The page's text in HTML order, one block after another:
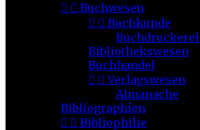
  Buchwesen
  Buchkunde
Buchdruckerei
Bibliothekswesen
Buchhandel
  Verlagswesen
Almanache
Bibliographien
  Bibliophilie